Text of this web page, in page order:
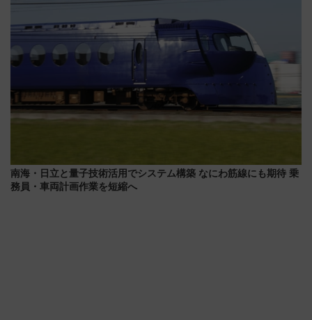
南海・日立と量子技術活用でシステム構築 なにわ筋線にも期待 乗
務員・車両計画作業を短縮へ